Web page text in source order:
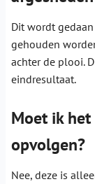
Dit wordt
gehouden
achter de plooi.
eindresultaat.
Moet ik
opvolgen?
Nee, deze is